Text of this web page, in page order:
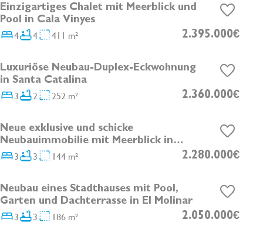
Einzigartiges Chalet mit Meerblick und
Pool in Cala Vinyes
4 4 411 m² 2.395.000€
DEVELOPMENT
Luxuriöse Neubau-Duplex-Eckwohnung
in Santa Catalina
3 2 252 m² 2.360.000€
DEVELOPMENT
Neue exklusive und schicke
Neubauimmobilie mit Meerblick in
Santa Catalina
3 3 144 m² 2.280.000€
RESERVIERT
Neubau eines Stadthauses mit Pool,
Garten und Dachterrasse in El Molinar
3 3 186 m² 2.050.000€